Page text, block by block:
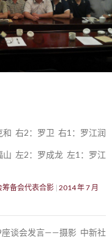
右2：罗卫 右1：罗江润
左2：罗成龙 左1：罗江
备会代表合影 2014 年 7 月
座谈会发言——摄影 中新社